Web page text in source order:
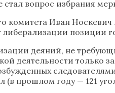
стал вопрос избрания
комитета Иван
либерализации позиции
деяний, не
деятельности только
(в прошлом году — 121